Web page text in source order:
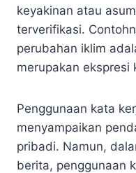
keyakinan atau
terverifikasi.
perubahan iklim
merupakan ekspresi
Penggunaan kata
menyampaikan
pribadi. Namun,
berita, penggunaan